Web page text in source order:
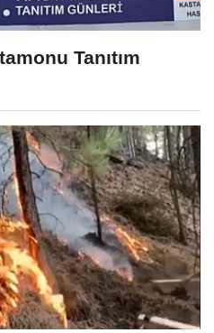
Tanıtım